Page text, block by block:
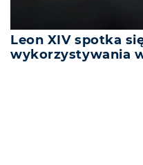
Leon XIV spotka
wykorzystywania